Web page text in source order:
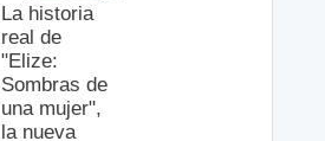
La historia
real de
"Elize:
Sombras de
una mujer",
la nueva